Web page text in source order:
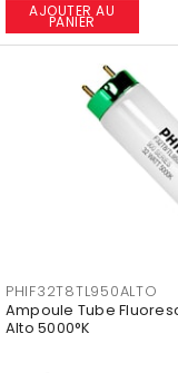
AJOUTER AU
PANIER
PHIF32T8TL950ALTO
Ampoule Tube
Alto 5000°K